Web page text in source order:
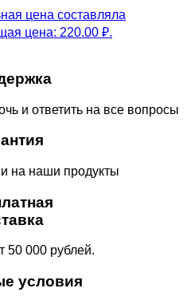
цена составляла
цена: 220.00 ₽.
и ответить на все вопросы
на наши продукты
50 000 рублей.
условия